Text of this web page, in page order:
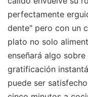
perfectamente
dente" pero con un
plato no solo
enseñará algo
gratificación
puede ser